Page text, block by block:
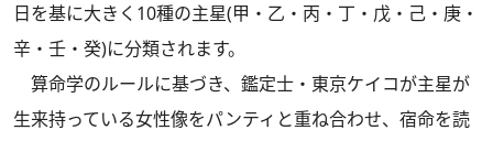
日を基に大きく10種の主星(甲・乙・丙・丁・戊・己・庚・
辛・壬・癸)に分類されます。
算命学のルールに基づき、鑑定士・東京ケイコが主星が
生来持っている女性像をパンティと重ね合わせ、宿命を読